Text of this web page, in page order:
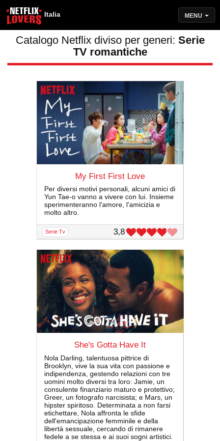
Italia MENU
Catalogo Netflix diviso per generi: Serie
TV romantiche
My First First Love
Per diversi motivi personali, alcuni amici di
Yun Tae-o vanno a vivere con lui. Insieme
sperimenteranno l'amore, l'amicizia e
molto altro.
serie Tv 3,8
She's Gotta Have It
Nola Darling, talentuosa pittrice di
Brooklyn, vive la sua vita con passione e
indipendenza, gestendo relazioni con tre
uomini molto diversi tra loro: Jamie, un
consulente finanziario maturo e protettivo;
Greer, un fotografo narcisista; e Mars, un
hipster spiritoso. Determinata a non farsi
etichettare, Nola affronta le sfide
dell'emancipazione femminile e della
libertà sessuale, cercando di rimanere
fedele a se stessa e ai suoi sogni artistici.